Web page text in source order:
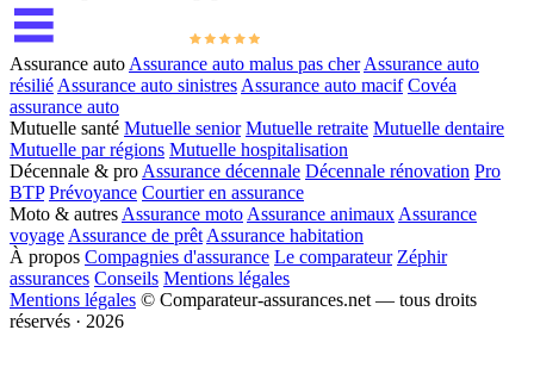
Assurance auto Assurance auto malus pas cher Assurance auto
résilié Assurance auto sinistres Assurance auto macif Covéa
assurance auto
Mutuelle santé Mutuelle senior Mutuelle retraite Mutuelle dentaire
Mutuelle par régions Mutuelle hospitalisation
Décennale & pro Assurance décennale Décennale rénovation Pro
BTP Prévoyance Courtier en assurance
Moto & autres Assurance moto Assurance animaux Assurance
voyage Assurance de prêt Assurance habitation
À propos Compagnies d'assurance Le comparateur Zéphir
assurances Conseils Mentions légales
Mentions légales © Comparateur-assurances.net — tous droits
réservés · 2026